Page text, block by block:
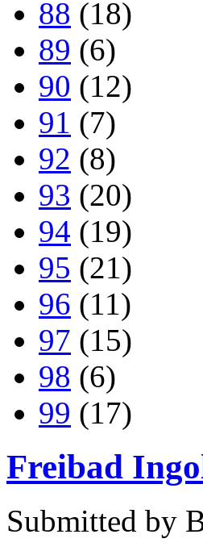
88 (18)
89 (6)
90 (12)
91 (7)
92 (8)
93 (20)
94 (19)
95 (21)
96 (11)
97 (15)
98 (6)
99 (17)
Freibad
Submitted by